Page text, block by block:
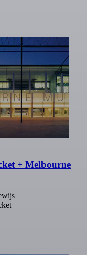
+ Melbourne